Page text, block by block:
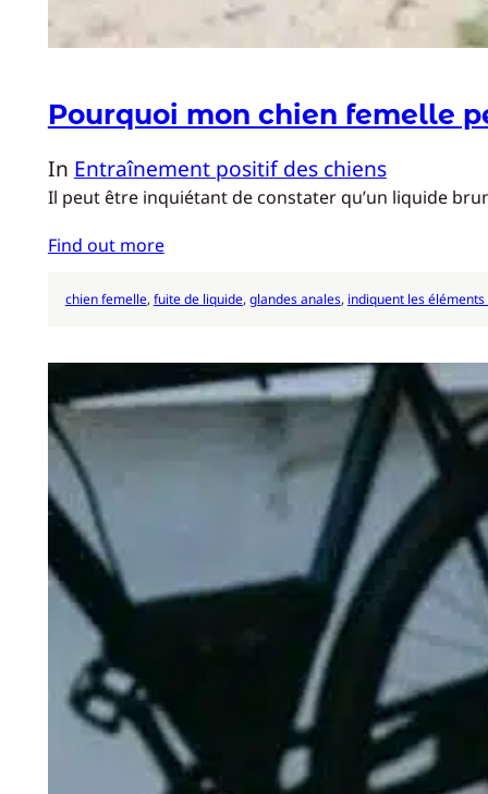
Pourquoi mon chien femelle
In Entraînement positif des chiens
Il peut être inquiétant de constater qu’un liquide
Find out more
chien femelle, fuite de liquide, glandes anales, indiquent les